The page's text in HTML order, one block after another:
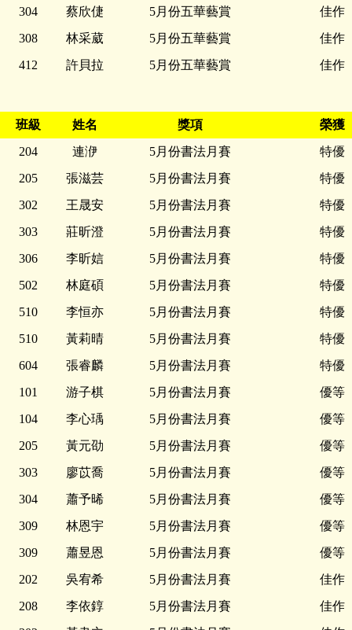
304
蔡欣倢 5月份五華藝賞
佳作
308
林采葳 5月份五華藝賞
佳作
412
許貝拉 5月份五華藝賞 佳作
班級 姓名 獎項
榮獲
204
連洢 5月份書法月賽
特優
205
張滋芸 5月份書法月賽
特優
302
王晟安 5月份書法月賽
特優
303
莊昕澄 5月份書法月賽
特優
306
李昕娮 5月份書法月賽
特優
502
林庭碩 5月份書法月賽
特優
510
李恒亦 5月份書法月賽
特優
510
黃莉晴 5月份書法月賽
特優
604
張睿麟 5月份書法月賽
特優
101
游子棋 5月份書法月賽
優等
104
李心瑀 5月份書法月賽
優等
205
黃元劭 5月份書法月賽
優等
303
廖苡喬 5月份書法月賽
優等
304
蕭予晞 5月份書法月賽
優等
309
林恩宇 5月份書法月賽
優等
309
蕭昱恩 5月份書法月賽
優等
202
吳宥希 5月份書法月賽
佳作
208
李依錞 5月份書法月賽
佳作